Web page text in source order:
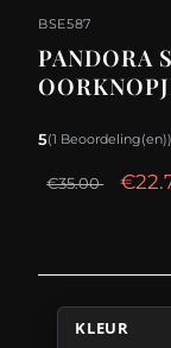
BSE587
PANDORA
5(1 Beoordeling(en))
€35.00
KLEUR